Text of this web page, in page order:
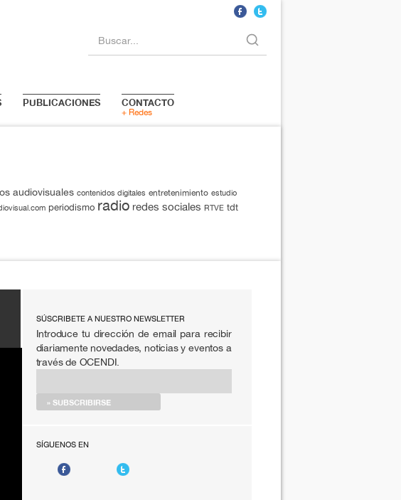
Buscar...
PUBLICACIONES CONTACTO
+ Redes
audiovisuales contenidos digitales entretenimiento estudio
periodismo radio redes sociales RTVE tdt
SÚSCRIBETE A NUESTRO NEWSLETTER
Introduce tu dirección de email para recibir
diariamente novedades, noticias y eventos a
través de OCENDI.
SÍGUENOS EN